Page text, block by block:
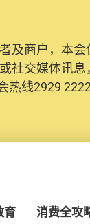
及商户，本
社交媒体讯
热线2929 2222
育 消费全攻